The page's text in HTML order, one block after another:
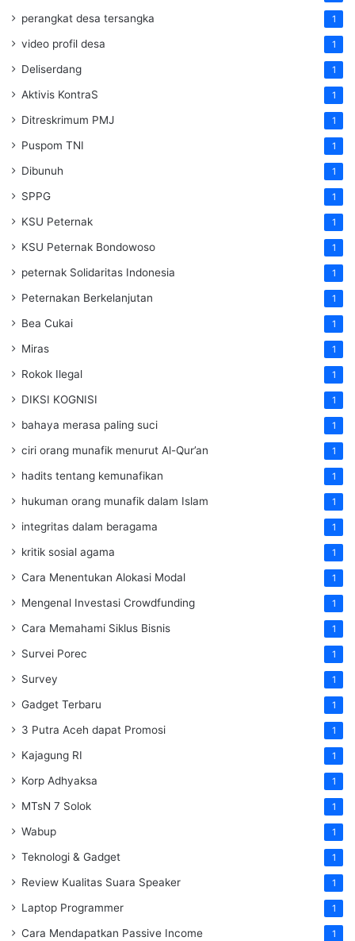
perangkat desa tersangka 1
video profil desa 1
Deliserdang 1
Aktivis KontraS 1
Ditreskrimum PMJ 1
Puspom TNI 1
Dibunuh 1
SPPG 1
KSU Peternak 1
KSU Peternak Bondowoso 1
peternak Solidaritas Indonesia 1
Peternakan Berkelanjutan 1
Bea Cukai 1
Miras 1
Rokok Ilegal 1
DIKSI KOGNISI 1
bahaya merasa paling suci 1
ciri orang munafik menurut Al-Qur’an 1
hadits tentang kemunafikan 1
hukuman orang munafik dalam Islam 1
integritas dalam beragama 1
kritik sosial agama 1
Cara Menentukan Alokasi Modal 1
Mengenal Investasi Crowdfunding 1
Cara Memahami Siklus Bisnis 1
Survei Porec 1
Survey 1
Gadget Terbaru 1
3 Putra Aceh dapat Promosi 1
Kajagung RI 1
Korp Adhyaksa 1
MTsN 7 Solok 1
Wabup 1
Teknologi & Gadget 1
Review Kualitas Suara Speaker 1
Laptop Programmer 1
Cara Mendapatkan Passive Income 1